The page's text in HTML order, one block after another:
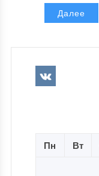
Далее
Пн Вт